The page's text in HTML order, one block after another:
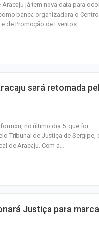
já tem nova data para
banca organizadora o Centro
de Promoção de Eventos…
será retomada
no último dia 5, que foi
Tribunal de Justiça de Sergipe,
de Aracaju. Com a…
Justiça para